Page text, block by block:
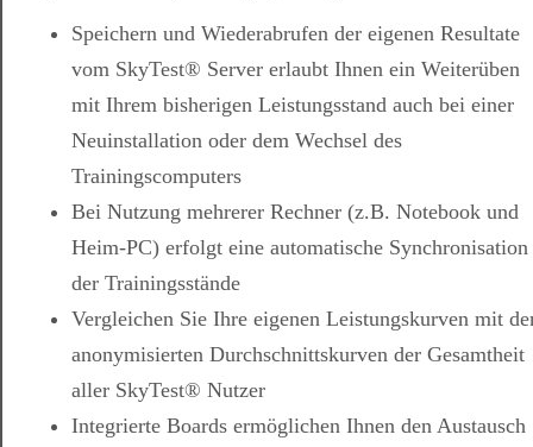
Speichern und Wiederabrufen der eigenen Resultate
vom SkyTest® Server erlaubt Ihnen ein Weiterüben
mit Ihrem bisherigen Leistungsstand auch bei einer
Neuinstallation oder dem Wechsel des
Trainingscomputers
Bei Nutzung mehrerer Rechner (z.B. Notebook und
Heim-PC) erfolgt eine automatische Synchronisation
der Trainingsstände
Vergleichen Sie Ihre eigenen Leistungskurven mit
anonymisierten Durchschnittskurven der Gesamtheit
aller SkyTest® Nutzer
Integrierte Boards ermöglichen Ihnen den Austausch